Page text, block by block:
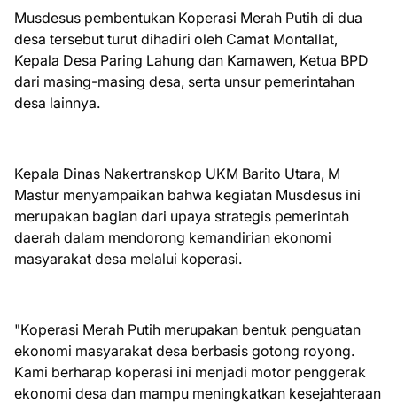
Musdesus pembentukan Koperasi Merah Putih di dua
desa tersebut turut dihadiri oleh Camat Montallat,
Kepala Desa Paring Lahung dan Kamawen, Ketua BPD
dari masing-masing desa, serta unsur pemerintahan
desa lainnya.
Kepala Dinas Nakertranskop UKM Barito Utara, M
Mastur menyampaikan bahwa kegiatan Musdesus ini
merupakan bagian dari upaya strategis pemerintah
daerah dalam mendorong kemandirian ekonomi
masyarakat desa melalui koperasi.
"Koperasi Merah Putih merupakan bentuk penguatan
ekonomi masyarakat desa berbasis gotong royong.
Kami berharap koperasi ini menjadi motor penggerak
ekonomi desa dan mampu meningkatkan kesejahteraan